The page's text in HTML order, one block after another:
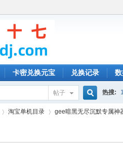
卡密兑换元宝 兑换记录
帖子
搜
热搜:
淘宝单机目录 gee暗黑无尽沉默专属神